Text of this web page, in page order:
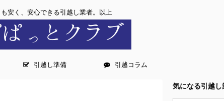
安く、安心できる引越し業者。以上
引越し準備 引越コラム
気になる引越